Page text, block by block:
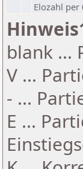
Elozahl per
blank ...
V ...
- ...
E ...